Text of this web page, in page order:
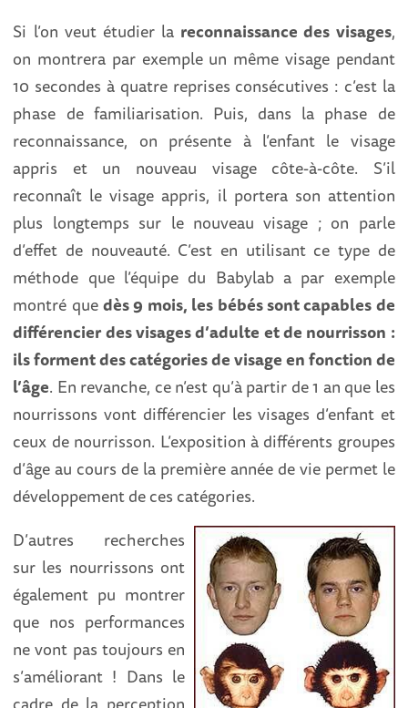
Si l’on veut étudier la reconnaissance des visages,
on montrera par exemple un même visage pendant
10 secondes à quatre reprises consécutives : c’est la
phase de familiarisation. Puis, dans la phase de
reconnaissance, on présente à l’enfant le visage
appris et un nouveau visage côte-à-côte. S’il
reconnaît le visage appris, il portera son attention
plus longtemps sur le nouveau visage ; on parle
d’effet de nouveauté. C’est en utilisant ce type de
méthode que l’équipe du Babylab a par exemple
montré quedès 9 mois, les bébés sont capables de
différencier des visages d’adulte et de nourrisson :
ils forment des catégories de visage en fonction de
l’âge. En revanche, ce n’est qu’à partir de 1 an que les
nourrissons vont différencier les visages d’enfant et
ceux de nourrisson. L’exposition à différents groupes
d’âge au cours de la première année de vie permet le
développement de ces catégories.
D’autres recherches
sur les nourrissons ont
également pu montrer
que nos performances
ne vont pas toujours en
s’améliorant ! Dans le